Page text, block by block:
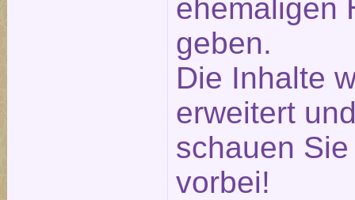
ehemaligen
geben.
Die Inhalte
erweitert
schauen
vorbei!